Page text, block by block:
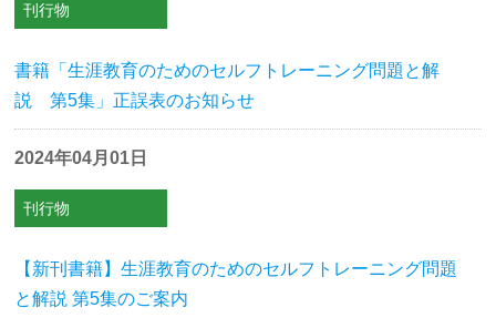
刊行物
書籍「生涯教育のためのセルフトレーニング問題と解
説 第5集」正誤表のお知らせ
2024年04月01日
刊行物
【新刊書籍】生涯教育のためのセルフトレーニング問題
と解説 第5集のご案内